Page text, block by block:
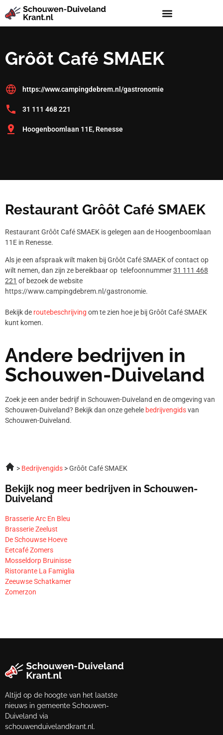
Grôôt Café SMAEK
https://www.campingdebrem.nl/gastronomie
31 111 468 221
Hoogenboomlaan 11E, Renesse
Restaurant Grôôt Café SMAEK
Restaurant Grôôt Café SMAEK is gelegen aan de Hoogenboomlaan
11E in Renesse.
Als je een afspraak wilt maken bij Grôôt Café SMAEK of contact op
wilt nemen, dan zijn ze bereikbaar op telefoonnummer31 111 468
221 of bezoek de website
https://www.campingdebrem.nl/gastronomie.
Bekijk de routebeschrijving om te zien hoe je bij Grôôt Café SMAEK
kunt komen.
Andere bedrijven in
Schouwen-Duiveland
Zoek je een ander bedrijf in Schouwen-Duiveland en de omgeving van
Schouwen-Duiveland? Bekijk dan onze gehele bedrijvengidsvan
Schouwen-Duiveland.
Bedrijvengids Grôôt Café SMAEK
Bekijk nog meer bedrijven in Schouwen-
Duiveland
Brasserie Arc En Bleu
Brasserie Zeelust
De Schouwse Hoeve
Eetcafé Zomers
Mosseldorp Bruinisse
Ristorante La Famiglia
Zeeuwse Schatkamer
Zomerzon
Altijd op de hoogte van het laatste
nieuws in gemeente Schouwen-
Duiveland via
schouwenduivelandkrant.nl.